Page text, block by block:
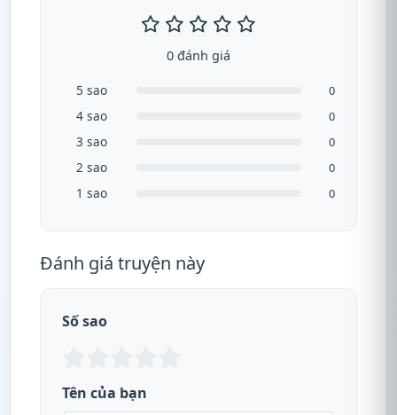
0 đánh giá
5 sao 0
4 sao 0
3 sao 0
2 sao 0
1 sao 0
Đánh giá truyện này
Số sao
Tên của bạn